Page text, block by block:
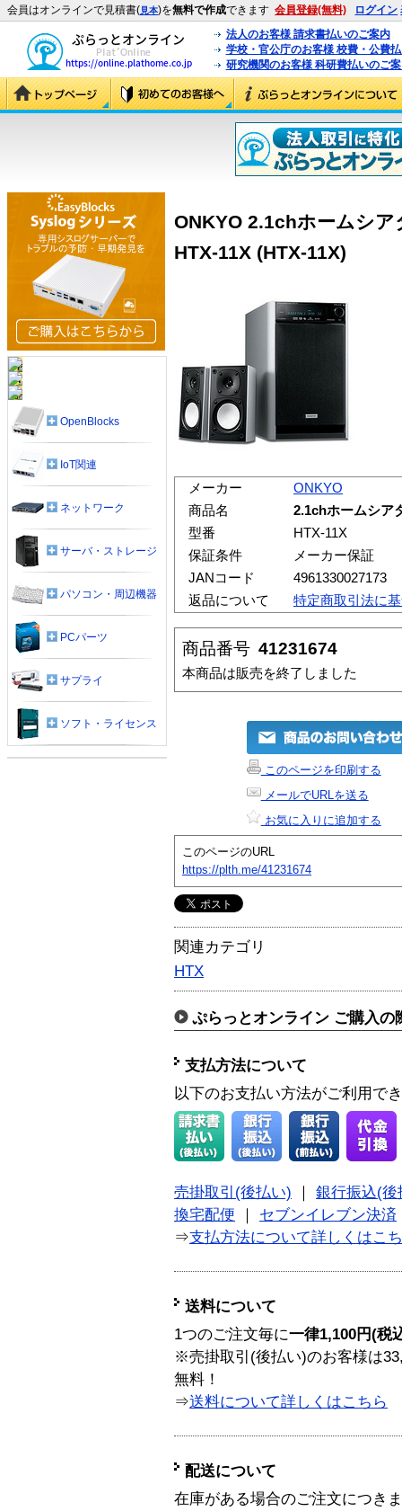
会員はオンラインで見積書(見本)を無料で作成できます 会員登録(無料) ログイン
法人のお客様 請求書払いのご案内
学校・官公庁のお客様 校費・公費
研究機関のお客様 科研費払いのご
ONKYO 2.1chホームシ
HTX-11X (HTX-11X)
メーカー
ONKYO
商品名
2.1chホームシア
型番
HTX-11X
保証条件
メーカー保証
JANコード
4961330027173
返品について
特定商取引法に
商品番号 41231674
本商品は販売を終了しました
このページを印刷する
メールでURLを送る
お気に入りに追加する
このページのURL
https://plth.me/41231674
関連カテゴリ
HTX
ぷらっとオンライン ご購入の
支払方法について
以下のお支払い方法がご利用で
売掛取引(後払い) ｜ 銀行振込(後
換宅配便 ｜ セブンイレブン決済
⇒支払方法について詳しくはこ
送料について
1つのご注文毎に一律1,100円(税
※売掛取引(後払い)のお客様は
無料！
⇒送料について詳しくはこちら
配送について
在庫がある場合のご注文につき
OpenBlocks
IoT関連
ネットワーク
サーバ・ストレージ
パソコン・周辺機器
PCパーツ
サプライ
ソフト・ライセンス